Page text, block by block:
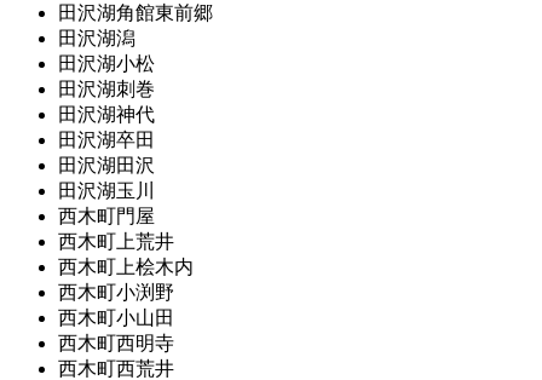
田沢湖角館東前郷
田沢湖潟
田沢湖小松
田沢湖刺巻
田沢湖神代
田沢湖卒田
田沢湖田沢
田沢湖玉川
西木町門屋
西木町上荒井
西木町上桧木内
西木町小渕野
西木町小山田
西木町西明寺
西木町西荒井